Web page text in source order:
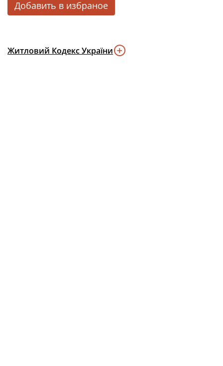
Добавить в избраное
Житловий Кодекс України